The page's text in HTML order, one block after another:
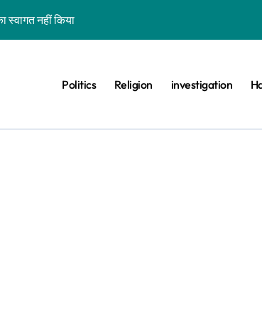
स्वागत नहीं किया
वायरल वीडियो एक साल पुराना है
बीफ प्रोड्यूसर देश नहीं कहा
Politics Religion investigation